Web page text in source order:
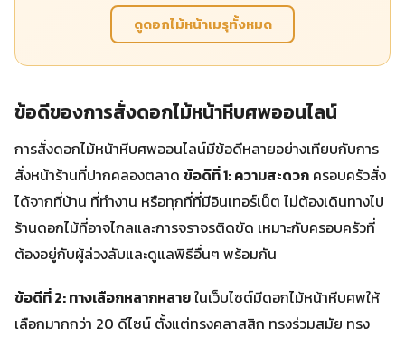
ดูดอกไม้หน้าเมรุทั้งหมด
ข้อดีของการสั่งดอกไม้หน้าหีบศพออนไลน์
การสั่งดอกไม้หน้าหีบศพออนไลน์มีข้อดีหลายอย่างเทียบกับการ
สั่งหน้าร้านที่ปากคลองตลาด ข้อดีที่ 1: ความสะดวก ครอบครัวสั่ง
ได้จากที่บ้าน ที่ทำงาน หรือทุกที่ที่มีอินเทอร์เน็ต ไม่ต้องเดินทางไป
ร้านดอกไม้ที่อาจไกลและการจราจรติดขัด เหมาะกับครอบครัวที่
ต้องอยู่กับผู้ล่วงลับและดูแลพิธีอื่นๆ พร้อมกัน
ข้อดีที่ 2: ทางเลือกหลากหลายในเว็บไซต์มีดอกไม้หน้าหีบศพให้
เลือกมากกว่า 20 ดีไซน์ ตั้งแต่ทรงคลาสสิก ทรงร่วมสมัย ทรง